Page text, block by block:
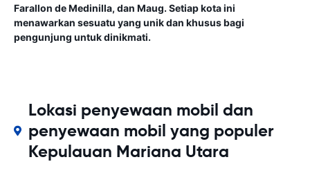
Farallon de Medinilla, dan Maug. Setiap kota ini
menawarkan sesuatu yang unik dan khusus bagi
pengunjung untuk dinikmati.
Lokasi penyewaan mobil dan
penyewaan mobil yang populer
Kepulauan Mariana Utara